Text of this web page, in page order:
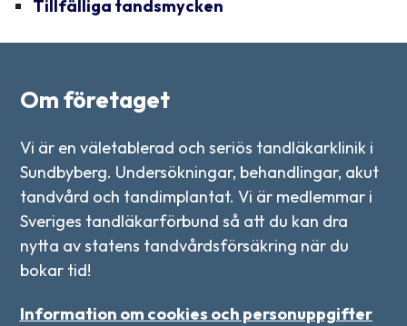
Tillfälliga tandsmycken
Om företaget
Vi är en väletablerad och seriös tandläkarklinik i
Sundbyberg. Undersökningar, behandlingar, akut
tandvård och tandimplantat. Vi är medlemmar i
Sveriges tandläkarförbund så att du kan dra
nytta av statens tandvårdsförsäkring när du
bokar tid!
Information om cookies och personuppgifter